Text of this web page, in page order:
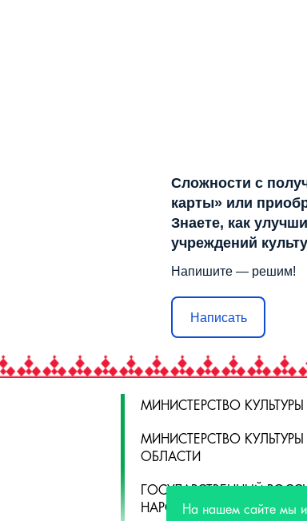
Сложности с
карты» или
Знаете, как
учреждений
Напишите — решим!
Написать
МИНИСТЕРСТВО
МИНИСТЕРСТВО
ОБЛАСТИ
ГОСУДАРСТВЕННЫЙ
НАРОДНОГО ТВОРЧЕСТВА
На нашем сайте мы